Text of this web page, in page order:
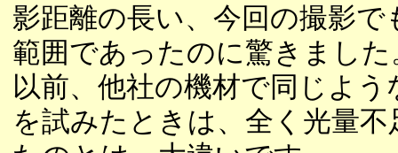
影距離の長い、今回の撮影で
範囲であったのに驚きました
以前、他社の機材で同じよう
を試みたときは、全く光量不